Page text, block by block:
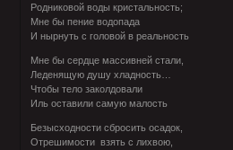
Родниковой воды кристальность;
Мне бы пение водопада
И нырнуть с головой в реальность
Мне бы сердце массивней стали,
Леденящую душу хладность…
Чтобы тело заколдовали
Иль оставили самую малость
Безысходности сбросить осадок,
Отрешимости взять с лихвою,